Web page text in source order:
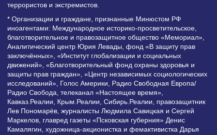
террористов и экстремистов.
* Организации и граждане, признанные Минюстом РФ
иноагентами: Международное историко-просветительское,
благотворительное и правозащитное общество «Мемориал»,
Аналитический центр Юрия Левады, фонд «В защиту прав
заключённых», «Институт глобализации и социальных
движений», «Благотворительный фонд охраны здоровья и
защиты прав граждан», «Центр независимых социологических
исследований», Голос Америки, Радио Свободная Европа/
Радио Свобода, телеканал «Настоящее время»,
Кавказ.Реалии, Крым.Реалии, Сибирь.Реалии, правозащитник
Лев Пономарёв, журналисты Людмила Савицкая и Сергей
Маркелов, главред газеты «Псковская губерния» Денис
Камалягин, художница-акционистка и фемактивистка Дарья